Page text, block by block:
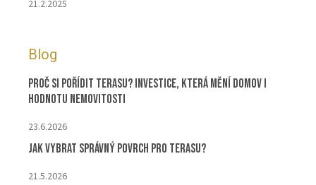
21.2.2025
Blog
Proč si pořídit terasu? Investice, která mění domov i
hodnotu nemovitosti
23.6.2026
Jak vybrat správný povrch pro terasu?
21.5.2026